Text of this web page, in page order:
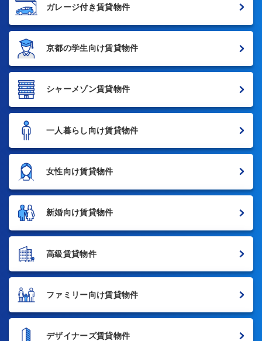
ガレージ付き賃貸物件
京都の学生向け賃貸物件
シャーメゾン賃貸物件
一人暮らし向け賃貸物件
女性向け賃貸物件
新婚向け賃貸物件
高級賃貸物件
ファミリー向け賃貸物件
デザイナーズ賃貸物件